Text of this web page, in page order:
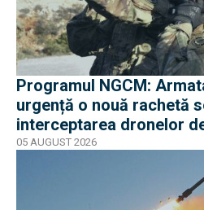
Programul NGCM:
urgență o nouă rachetă
interceptarea dronelor
05 AUGUST 2026